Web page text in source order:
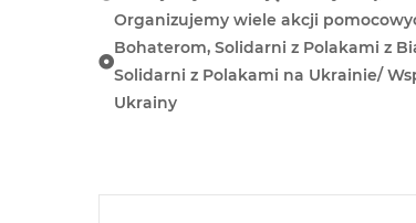
Organizujemy wiele akcji
Bohaterom, Solidarni z Polakami z
Solidarni z Polakami na Ukrainie/
Ukrainy